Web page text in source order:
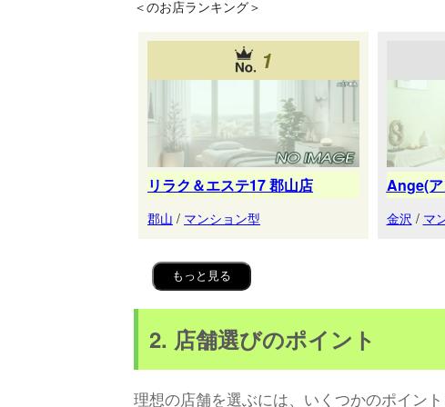
＜のお店ランキング＞
1
リラク＆エステ17 郡山店
郡山 / マンション型
Ange(
金沢 / マ
もっと見る
2. 店舗選びのポイント
理想の店舗を選ぶには、いくつかのポイン